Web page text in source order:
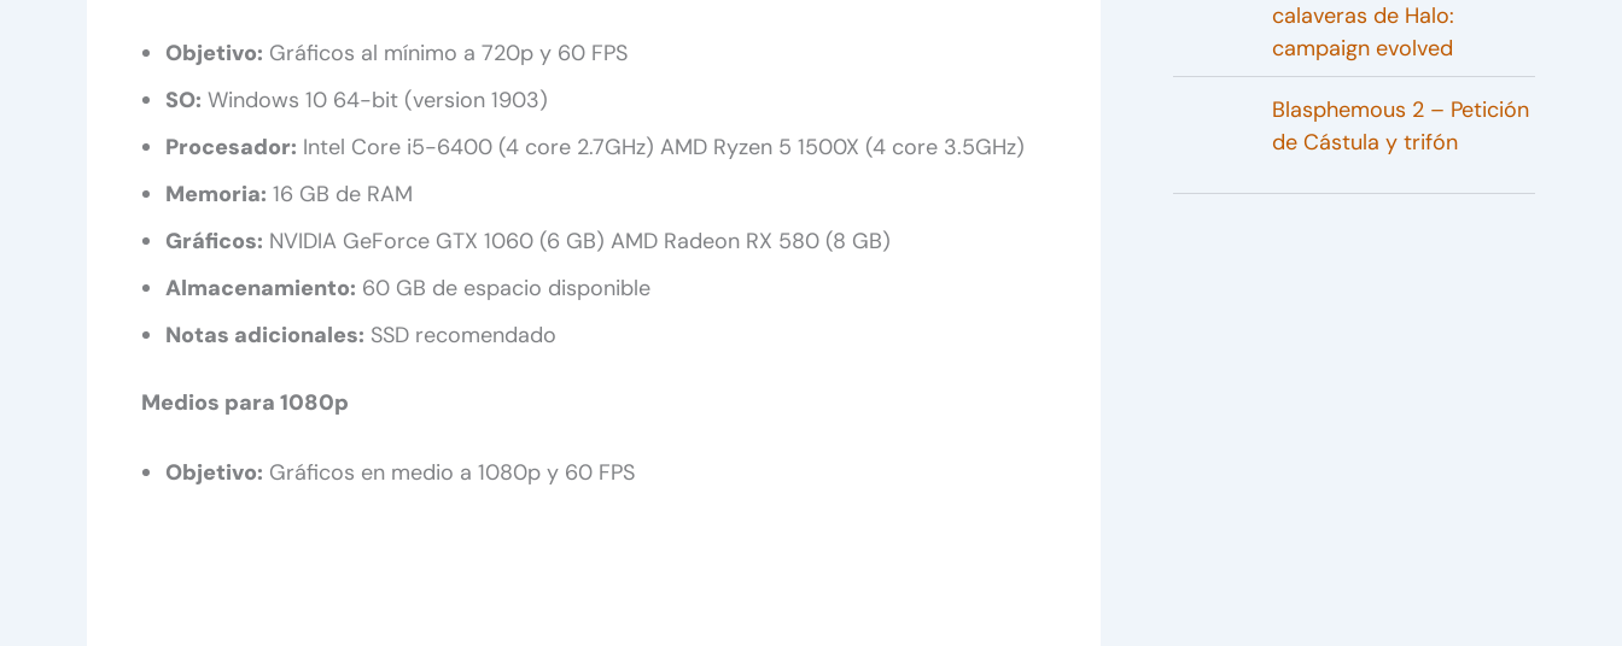
Objetivo: Gráficos al mínimo a 720p y 60 FPS
SO: Windows 10 64-bit (version 1903)
Procesador: Intel Core i5-6400 (4 core 2.7GHz) AMD Ryzen 5 1500X (4 core 3.5GHz)
Memoria: 16 GB de RAM
Gráficos: NVIDIA GeForce GTX 1060 (6 GB) AMD Radeon RX 580 (8 GB)
Almacenamiento: 60 GB de espacio disponible
Notas adicionales: SSD recomendado
Medios para 1080p
Objetivo: Gráficos en medio a 1080p y 60 FPS
calaveras de Halo:
campaign evolved
Blasphemous 2 – Petición
de Cástula y trifón